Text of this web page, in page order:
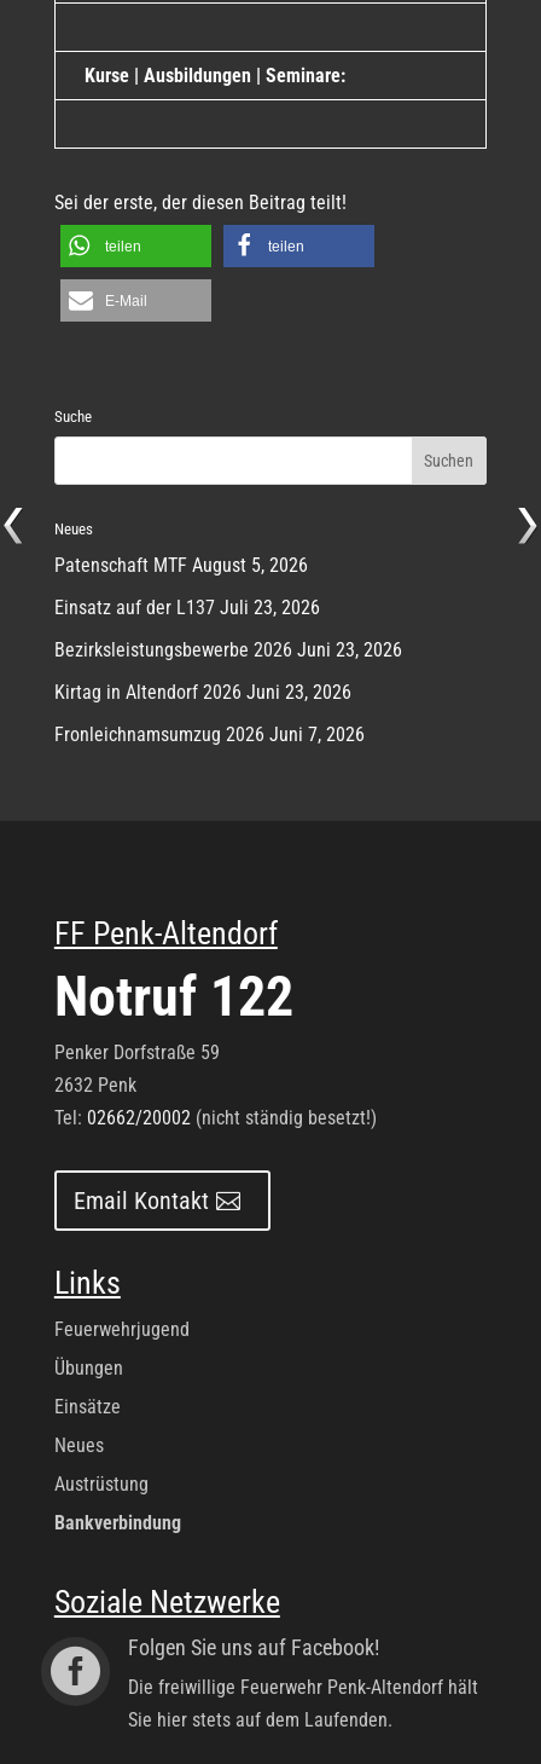
Kurse | Ausbildungen | Seminare:
Sei der erste, der diesen Beitrag teilt!
teilen teilen
E-Mail
Suche
Neues
Patenschaft MTF August 5, 2026
Einsatz auf der L137 Juli 23, 2026
Bezirksleistungsbewerbe 2026 Juni 23, 2026
Kirtag in Altendorf 2026 Juni 23, 2026
Fronleichnamsumzug 2026 Juni 7, 2026
FF Penk-Altendorf
Notruf 122
Penker Dorfstraße 59
2632 Penk
Tel: 02662/20002(nicht ständig besetzt!)
Email Kontakt
Links
Feuerwehrjugend
Übungen
Einsätze
Neues
Austrüstung
Bankverbindung
Soziale Netzwerke
 Folgen Sie uns auf Facebook!
Die freiwillige Feuerwehr Penk-Altendorf hält
Sie hier stets auf dem Laufenden.